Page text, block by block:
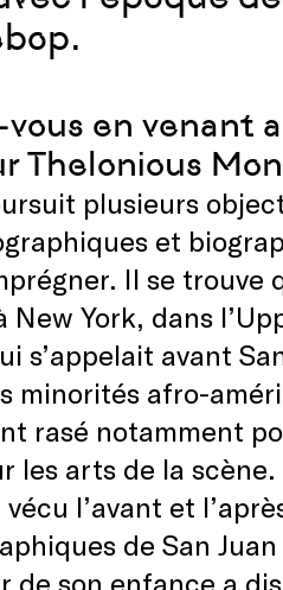
en venant
Thelonious
plusieurs
et
Il se
New York, dans
s’appelait avant
minorités afro-
rasé notamment
les arts de la
l’avant et
de San
de son enfance a